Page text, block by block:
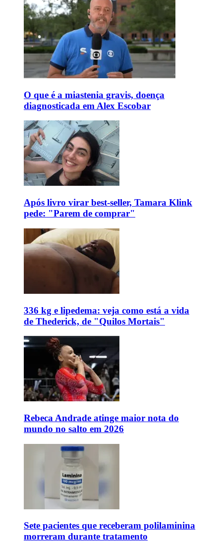
O que é a miastenia gravis, doença
diagnosticada em Alex Escobar
Após livro virar best-seller, Tamara Klink
pede: "Parem de comprar"
336 kg e lipedema: veja como está a vida
de Thederick, de "Quilos Mortais"
Rebeca Andrade atinge maior nota do
mundo no salto em 2026
Sete pacientes que receberam polilaminina
morreram durante tratamento